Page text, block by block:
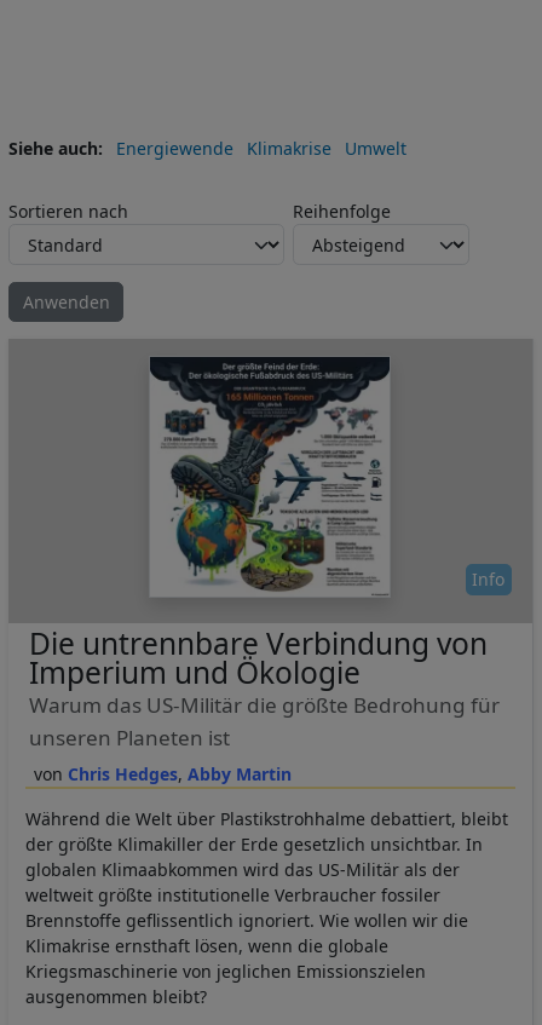
Siehe auch Energiewende Klimakrise Umwelt
Sortieren nach Reihenfolge
Info
Chris Hedges Abby Martin
Die untrennbare Verbindung von
Imperium und Ökologie
Warum das US-Militär die größte Bedrohung für
unseren Planeten ist
Während die Welt über Plastikstrohhalme debattiert, bleibt
der größte Klimakiller der Erde gesetzlich unsichtbar. In
globalen Klimaabkommen wird das US-Militär als der
weltweit größte institutionelle Verbraucher fossiler
Brennstoffe geflissentlich ignoriert. Wie wollen wir die
Klimakrise ernsthaft lösen, wenn die globale
Kriegsmaschinerie von jeglichen Emissionszielen
ausgenommen bleibt?